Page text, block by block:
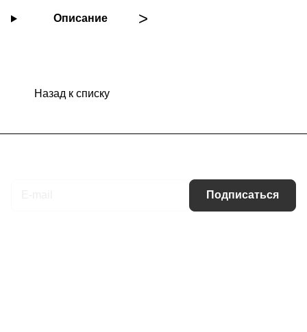
Описание
Назад к списку
Подписаться